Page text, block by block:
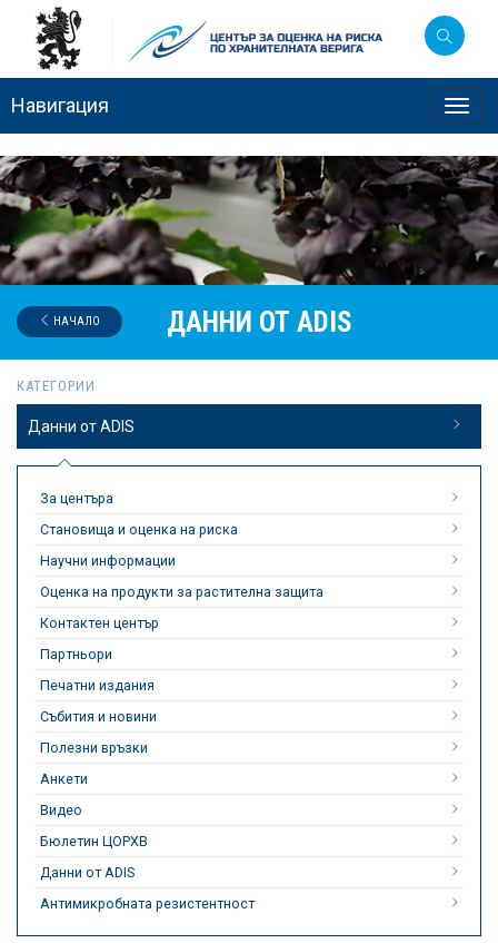
Навигация
ДАННИ ОТ ADIS
НАЧАЛО
КАТЕГОРИИ
Данни от ADIS
За центъра
Становища и оценка на риска
Научни информации
Оценка на продукти за растителна защита
Контактен център
Партньори
Печатни издания
Събития и новини
Полезни връзки
Анкети
Видео
Бюлетин ЦОРХВ
Данни от ADIS
Антимикробната резистентност